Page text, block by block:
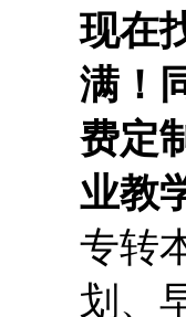
现在
满！
费定
业教
专转
划、